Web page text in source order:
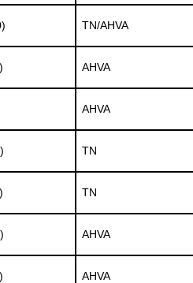
TN/AHVA
AHVA
AHVA
TN
TN
AHVA
AHVA